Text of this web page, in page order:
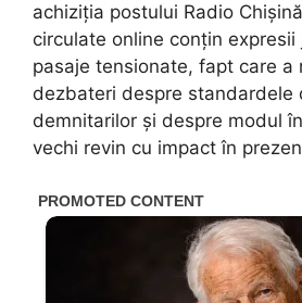
achiziția postului Radio
circulate online conțin expresii
pasaje tensionate, fapt care a
dezbateri despre standardele
demnitarilor și despre modul
vechi revin cu impact în